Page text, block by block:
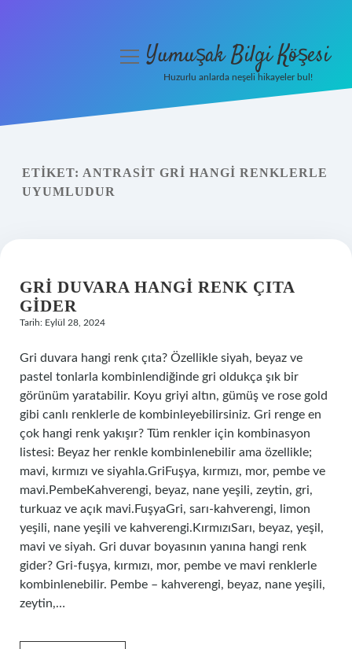
Yasal Uyarı
menüyüYumuşak Bilgi Köşesi
Huzurlu anlarda neşeli hikayeler bul!
ETIKET: ANTRASIT GRI HANGI RENKLERLE
UYUMLUDUR
GRI DUVARA HANGI RENK ÇITA
GIDER
Tarih: Eylül 28, 2024
Gri duvara hangi renk çıta? Özellikle siyah, beyaz ve
pastel tonlarla kombinlendiğinde gri oldukça şık bir
görünüm yaratabilir. Koyu griyi altın, gümüş ve rose gold
gibi canlı renklerle de kombinleyebilirsiniz. Gri renge en
çok hangi renk yakışır? Tüm renkler için kombinasyon
listesi: Beyaz her renkle kombinlenebilir ama özellikle;
mavi, kırmızı ve siyahla.GriFuşya, kırmızı, mor, pembe ve
mavi.PembeKahverengi, beyaz, nane yeşili, zeytin, gri,
turkuaz ve açık mavi.FuşyaGri, sarı-kahverengi, limon
yeşili, nane yeşili ve kahverengi.KırmızıSarı, beyaz, yeşil,
mavi ve siyah. Gri duvar boyasının yanına hangi renk
gider? Gri-fuşya, kırmızı, mor, pembe ve mavi renklerle
kombinlenebilir. Pembe – kahverengi, beyaz, nane yeşili,
zeytin,…